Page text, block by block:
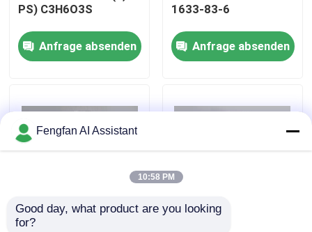
Werksbesichtigung
Qualitätskontrolle
Nachrichten
Chemikalien zur Verzinkung
PS) C3H6O3S
Anfrage absenden
1633-83-6
Anfrage absenden
Sulton 1,3-Propane
Fengfan AI Assistant
10:58 PM
Good day, what product are you looking
for?